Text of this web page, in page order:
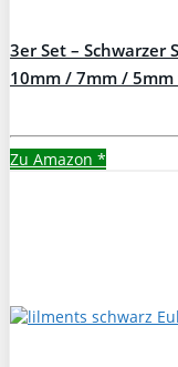
3er Set – Schwarzer
10mm / 7mm /
Zu Amazon *